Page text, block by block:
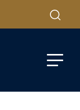
Cerca